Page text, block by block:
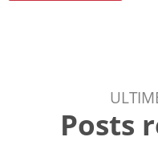
Posts